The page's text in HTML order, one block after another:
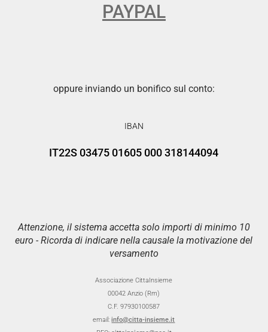
PAYPAL
oppure inviando un bonifico sul conto:
IBAN
IT22S 03475 01605 000 318144094
Attenzione, il sistema accetta solo importi di minimo 10
euro - Ricorda di indicare nella causale la motivazione del
versamento
Associazione CittaInsieme
00042 Anzio (Rm)
C.F. 97930100587
email:info@citta-insieme.it